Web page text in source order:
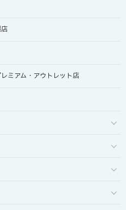
ミアム・アウトレット店